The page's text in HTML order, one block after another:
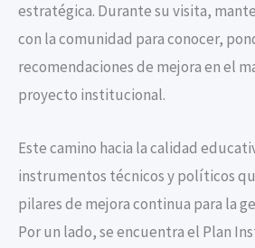
estratégica. Durante su visita,
con la comunidad para conocer,
recomendaciones de mejora en el
proyecto institucional.
Este camino hacia la calidad
instrumentos técnicos y políticos
pilares de mejora continua para la
Por un lado, se encuentra el Plan